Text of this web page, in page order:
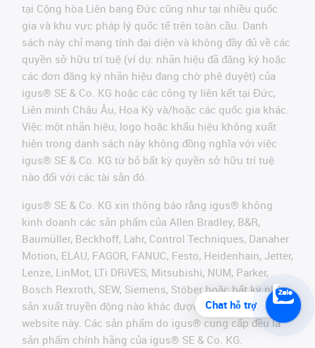
tại Cộng hòa Liên bang Đức cũng như tại nhiều quốc
gia và khu vực pháp lý quốc tế trên toàn cầu. Danh
sách này chỉ mang tính đại diện và không đầy đủ về các
quyền sở hữu trí tuệ (ví dụ: nhãn hiệu đã đăng ký hoặc
các đơn đăng ký nhãn hiệu đang chờ phê duyệt) của
igus® SE & Co. KG hoặc các công ty liên kết tại Đức,
Liên minh Châu Âu, Hoa Kỳ và/hoặc các quốc gia khác.
Việc một nhãn hiệu, logo hoặc khẩu hiệu không xuất
hiện trong danh sách này không đồng nghĩa với việc
igus® SE & Co. KG từ bỏ bất kỳ quyền sở hữu trí tuệ
nào đối với các tài sản đó.
igus® SE & Co. KG xin thông báo rằng igus® không
kinh doanh các sản phẩm của Allen Bradley, B&R,
Baumüller, Beckhoff, Lahr, Control Techniques, Danaher
Motion, ELAU, FAGOR, FANUC, Festo, Heidenhain, Jetter,
Lenze, LinMot, LTi DRiVES, Mitsubishi, NUM, Parker,
Bosch Rexroth, SEW, Siemens, Stöber hoặc bất kỳ nhà
sản xuất truyền động nào khác được đề cập trên
website này. Các sản phẩm do igus® cung cấp đều là
sản phẩm chính hãng của igus® SE & Co. KG.
Chat hỗ trợ